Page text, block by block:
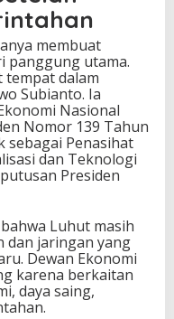
membuat
panggung utama.
dalam
Subianto. Ia
Nasional
Nomor 139 Tahun
sebagai Penasihat
dan Teknologi
Presiden
Luhut masih
dan jaringan yang
Dewan Ekonomi
karena berkaitan
daya saing,